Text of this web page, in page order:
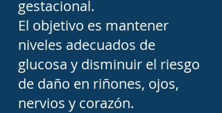
ósea e indicar tratamiento
para fortalecer los huesos
y disminuir el riesgo de
fracturas.
gestacional.
El objetivo es mantener
niveles adecuados de
glucosa y disminuir el riesgo
de daño en riñones, ojos,
nervios y corazón.